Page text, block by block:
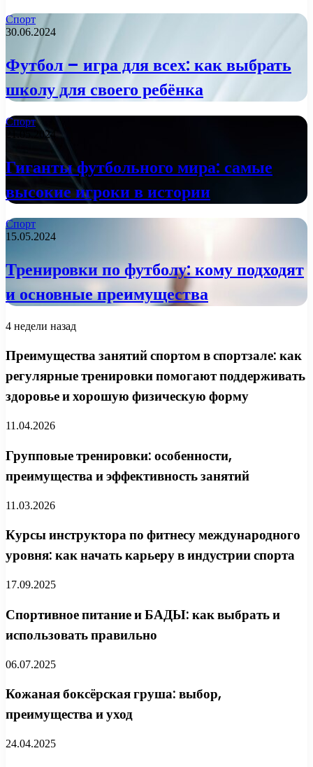
Спорт
30.06.2024
Футбол – игра для всех: как выбрать
школу для своего ребёнка
Спорт
21.05.2024
Гиганты футбольного мира: самые
высокие игроки в истории
Спорт
15.05.2024
Тренировки по футболу: кому подходят
и основные преимущества
4 недели назад
Преимущества занятий спортом в спортзале: как
регулярные тренировки помогают поддерживать
здоровье и хорошую физическую форму
11.04.2026
Групповые тренировки: особенности,
преимущества и эффективность занятий
11.03.2026
Курсы инструктора по фитнесу международного
уровня: как начать карьеру в индустрии спорта
17.09.2025
Спортивное питание и БАДЫ: как выбрать и
использовать правильно
06.07.2025
Кожаная боксёрская груша: выбор,
преимущества и уход
24.04.2025